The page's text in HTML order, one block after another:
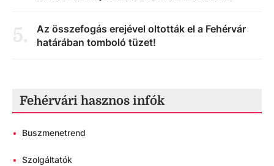
5.
Az összefogás erejével oltották el a Fehérvár
határában tomboló tüzet!
Fehérvári hasznos infók
• Buszmenetrend
• Szolgáltatók